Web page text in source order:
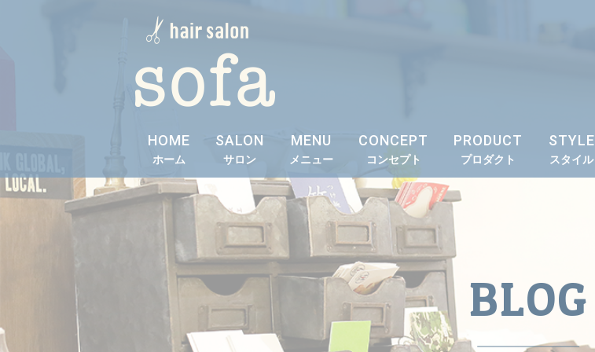
HOME
ホーム
SALON
サロン
MENU
メニュー
CONCEPT
コンセプト
PRODUCT
プロダクト
STYLE
スタイル
BLOG